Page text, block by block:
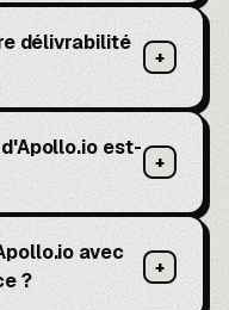
délivrabilité
+
est-
+
avec
?
+